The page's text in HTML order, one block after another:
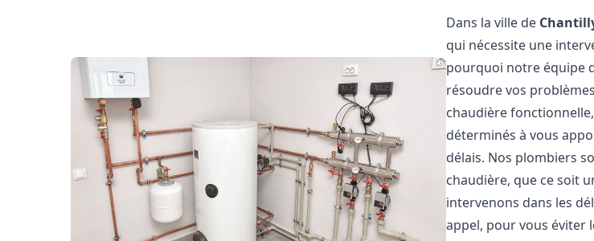
Dans la ville de
qui nécessite une
pourquoi notre équipe
résoudre vos
chaudière
déterminés à vous
délais. Nos plombiers
chaudière, que ce soit
intervenons dans les
appel, pour vous éviter